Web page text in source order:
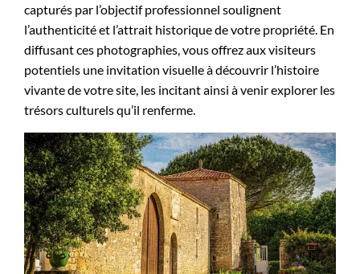
capturés par l’objectif professionnel soulignent
l’authenticité et l’attrait historique de votre propriété. En
diffusant ces photographies, vous offrez aux visiteurs
potentiels une invitation visuelle à découvrir l’histoire
vivante de votre site, les incitant ainsi à venir explorer les
trésors culturels qu’il renferme.